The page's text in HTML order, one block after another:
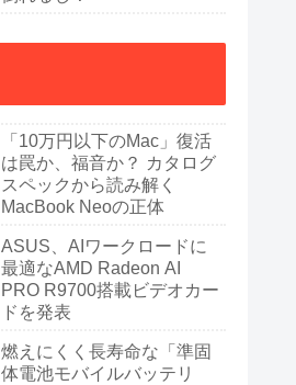
「10万円以下のMac」復活
は罠か、福音か？ カタログ
スペックから読み解く
MacBook Neoの正体
ASUS、AIワークロードに
最適なAMD Radeon AI
PRO R9700搭載ビデオカー
ドを発表
燃えにくく長寿命な「準固
体電池モバイルバッテリ